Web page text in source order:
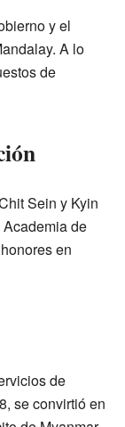
y el
A lo
de
Sein y Kyin
de
en
de
se convirtió en